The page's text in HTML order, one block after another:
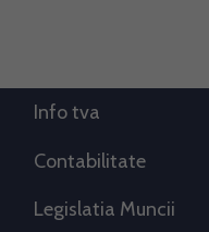
Info tva
Contabilitate
Legislatia Muncii